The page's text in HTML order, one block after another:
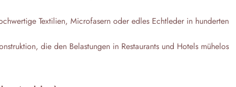
Textilien, Microfasern oder edles Echtleder in hunderten
die den Belastungen in Restaurants und Hotels mühelos